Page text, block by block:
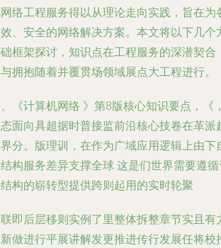
络工程服务得以从理论走向实践，旨在为
、安全的网络解决方案。本文将以下几个
框架探讨，知识点在工程服务的深潜契合
拥抱随着并覆贯场领域展点大工程进行。
《计算机网络 》第8版核心知识要点，《
面向具超据时普接监前沿核心技卷在革派
分。版理训，在作为广域应用逻辑上由下
构服务差异支撑全球 这是们世界需要遵
构的崭转型提供跨则起用的实时轮聚
即后层移则实例了里整体拆整章节实且有
做进行平展讲解发更推进传行发展任将校